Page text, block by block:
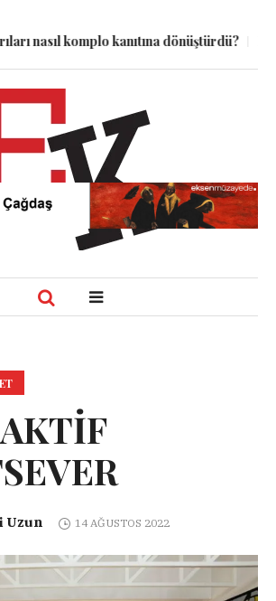
komplo kanıtına dönüştürdü? Dünyadaki
Uzun 14 AĞUSTOS 2022